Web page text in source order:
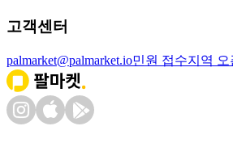
고객센터
palmarket@palmarket.io민원 접수지역 오